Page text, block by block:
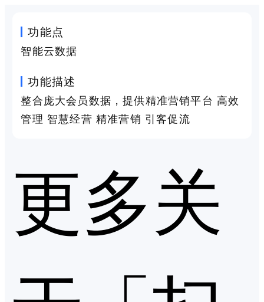
功能点
智能云数据
功能描述
整合庞大会员数据，提供精准营销平台 高效
管理 智慧经营 精准营销 引客促流
更多关